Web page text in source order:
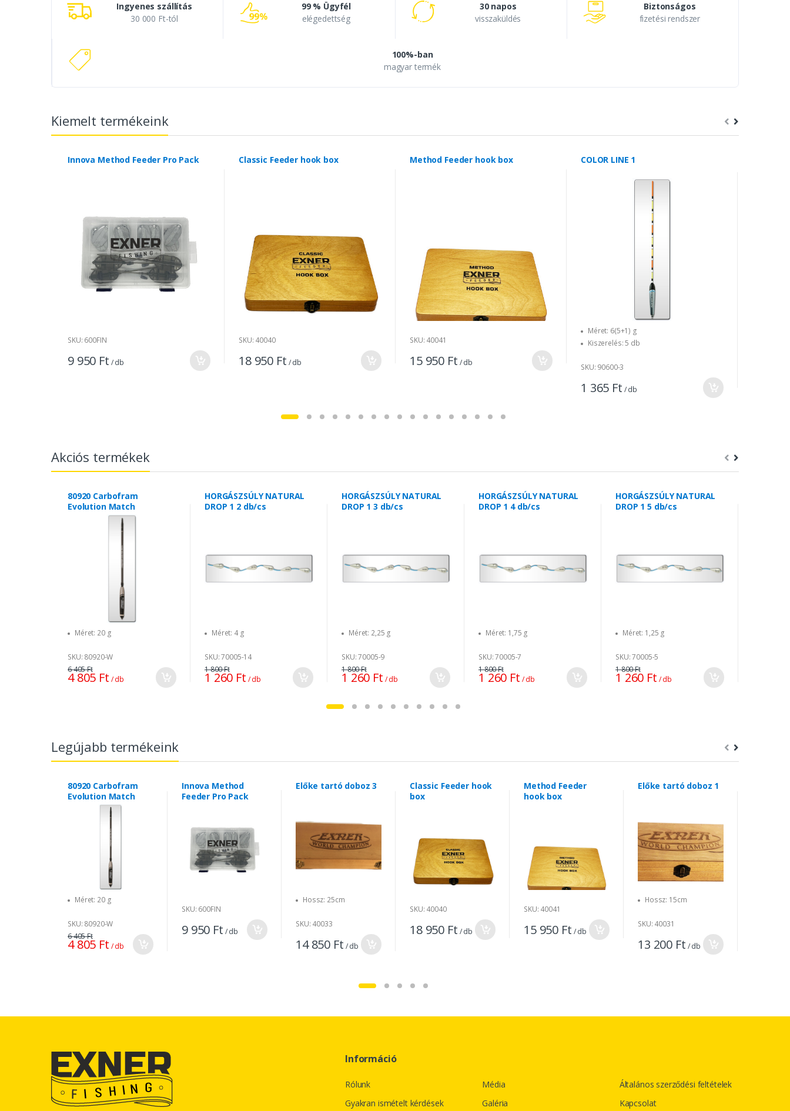
Ingyenes szállítás
30 000 Ft-tól
99 % Ügyfél
elégedettség
30 napos
visszaküldés
Biztonságos
fizetési rendszer
100%-ban
magyar termék
Kiemelt termékeink
Innova Method Feeder Pro Pack
SKU: 600FIN
9 950 Ft / db
Classic Feeder hook box
SKU: 40040
18 950 Ft / db
Method Feeder hook box
SKU: 40041
15 950 Ft / db
COLOR LINE 1
Méret: 6(5+1) g
Kiszerelés: 5 db
SKU: 90600-3
1 365 Ft / db
Akciós termékek
80920 Carbofram
Evolution Match
Méret: 20 g
SKU: 80920-W
4 805 Ft / db
6 405 Ft
HORGÁSZSÚLY NATURAL
DROP 1 2 db/cs
Méret: 4 g
SKU: 70005-14
1 260 Ft / db
1 800 Ft
HORGÁSZSÚLY NATURAL
DROP 1 3 db/cs
Méret: 2,25 g
SKU: 70005-9
1 260 Ft / db
1 800 Ft
HORGÁSZSÚLY NATURAL
DROP 1 4 db/cs
Méret: 1,75 g
SKU: 70005-7
1 260 Ft / db
1 800 Ft
HORGÁSZSÚLY NATURAL
DROP 1 5 db/cs
Méret: 1,25 g
SKU: 70005-5
1 260 Ft / db
1 800 Ft
Legújabb termékeink
80920 Carbofram
Evolution Match
Méret: 20 g
SKU: 80920-W
4 805 Ft / db
6 405 Ft
Innova Method
Feeder Pro Pack
SKU: 600FIN
9 950 Ft / db
Előke tartó doboz 3
Hossz: 25cm
SKU: 40033
14 850 Ft / db
Classic Feeder hook
box
SKU: 40040
18 950 Ft / db
Method Feeder
hook box
SKU: 40041
15 950 Ft / db
Előke tartó doboz 1
Hossz: 15cm
SKU: 40031
13 200 Ft / db
Információ
Rólunk
Gyakran ismételt kérdések
Média
Galéria
Általános szerződési feltételek
Kapcsolat